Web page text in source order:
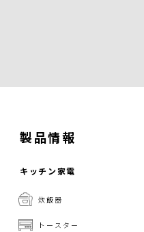
製品情報
キッチン家電
炊飯器
トースター